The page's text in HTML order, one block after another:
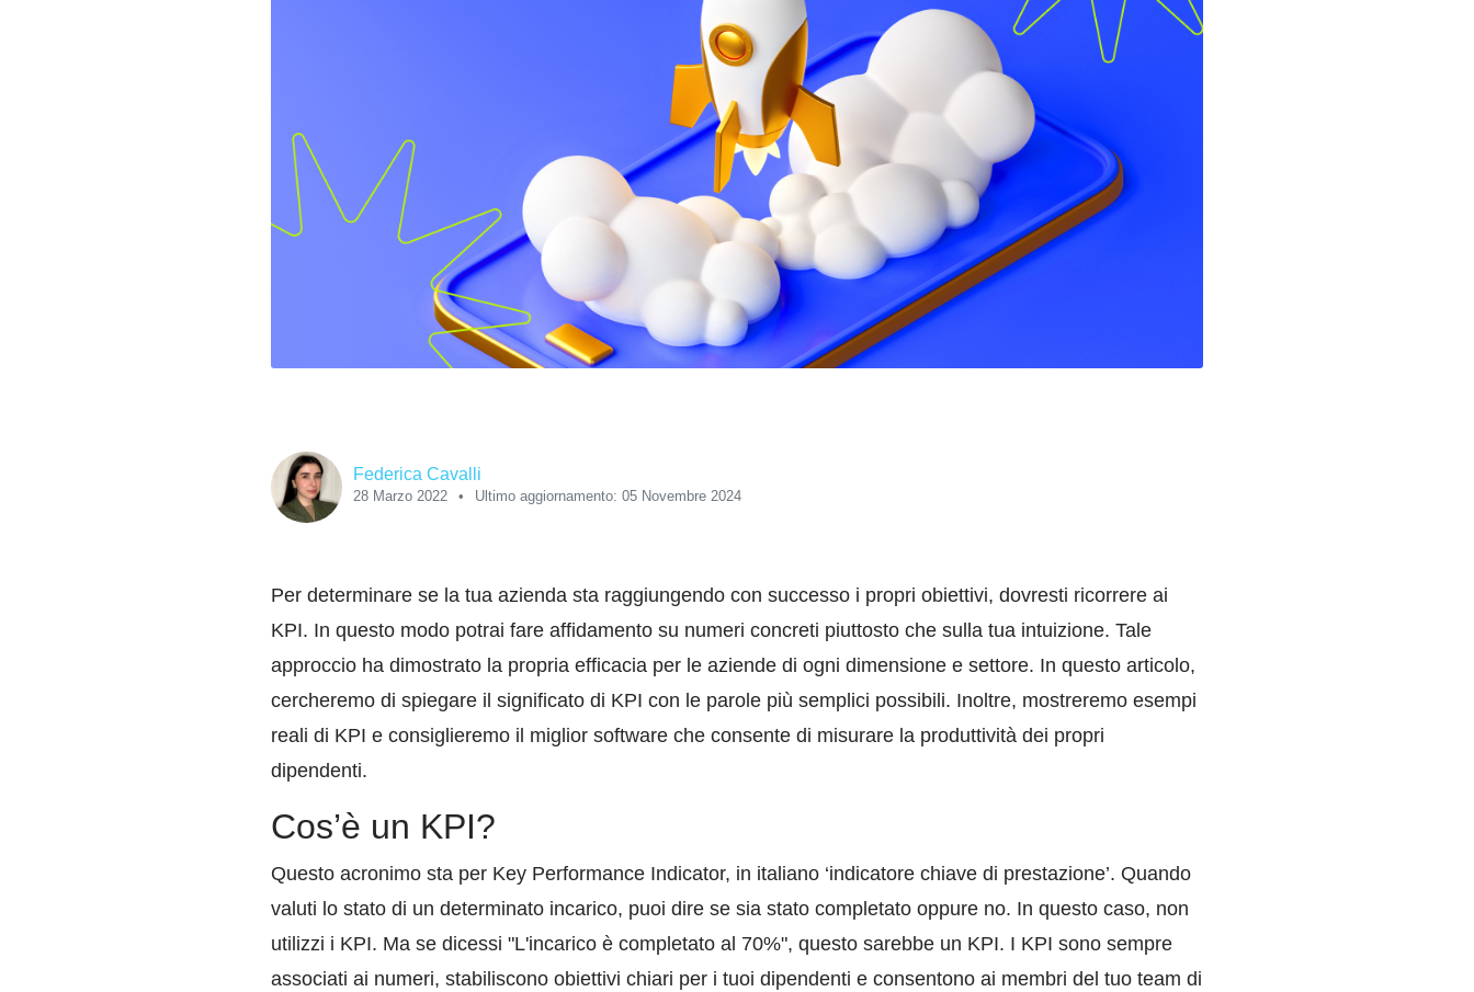
Federica Cavalli
28 Marzo 2022 Ultimo aggiornamento: 05 Novembre 2024
Per determinare se la tua azienda sta raggiungendo con successo i propri obiettivi, dovresti ricorrere ai
KPI. In questo modo potrai fare affidamento su numeri concreti piuttosto che sulla tua intuizione. Tale
approccio ha dimostrato la propria efficacia per le aziende di ogni dimensione e settore. In questo articolo,
cercheremo di spiegare il significato di KPI con le parole più semplici possibili. Inoltre, mostreremo esempi
reali di KPI e consiglieremo il miglior software che consente di misurare la produttività dei propri
dipendenti.
Cos’è un KPI?
Questo acronimo sta per Key Performance Indicator, in italiano ‘indicatore chiave di prestazione’. Quando
valuti lo stato di un determinato incarico, puoi dire se sia stato completato oppure no. In questo caso, non
utilizzi i KPI. Ma se dicessi "L'incarico è completato al 70%", questo sarebbe un KPI. I KPI sono sempre
associati ai numeri, stabiliscono obiettivi chiari per i tuoi dipendenti e consentono ai membri del tuo team di